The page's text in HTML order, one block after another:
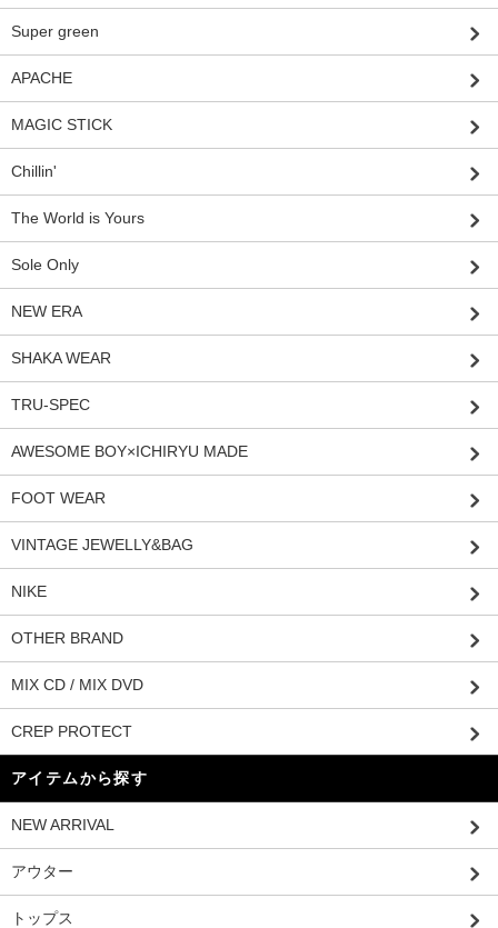
Super green
APACHE
MAGIC STICK
Chillin'
The World is Yours
Sole Only
NEW ERA
SHAKA WEAR
TRU-SPEC
AWESOME BOY×ICHIRYU MADE
FOOT WEAR
VINTAGE JEWELLY&BAG
NIKE
OTHER BRAND
MIX CD / MIX DVD
CREP PROTECT
アイテムから探す
NEW ARRIVAL
アウター
トップス